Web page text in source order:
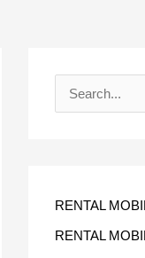
U
N
RENTAL
RENTAL